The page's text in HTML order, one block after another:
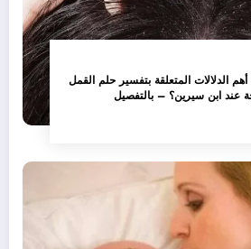
الدلالات المتعلقة بتفسير حلم القمل
عند ابن سيرين؟ – بالتفصيل